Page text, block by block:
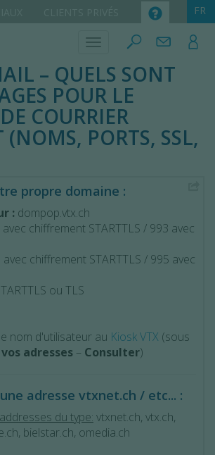
– QUELS SONT
POUR LE
COURRIER
(NOMS, PORTS, SSL,
propre domaine :
: dompop.vtx.ch
chiffrement STARTTLS / 993 avec
avec chiffrement STARTTLS / 995 avec
ou TLS
nom d'utilisateur au Kiosk VTX (sous
adresses – Consulter)
adresse vtxnet.ch / etc... :
du type: vtxnet.ch, vtx.ch,
bielstar.ch, omedia.ch